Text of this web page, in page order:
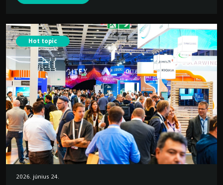
Hot topic
2026. június 24.